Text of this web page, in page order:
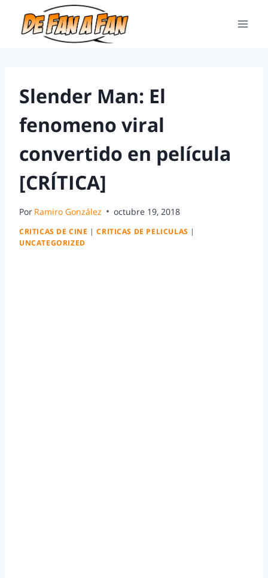
Slender Man: El
fenomeno viral
convertido en película
[CRÍTICA]
Por Ramiro González octubre 19, 2018
CRITICAS DE CINE |CRITICAS DE PELICULAS |
UNCATEGORIZED